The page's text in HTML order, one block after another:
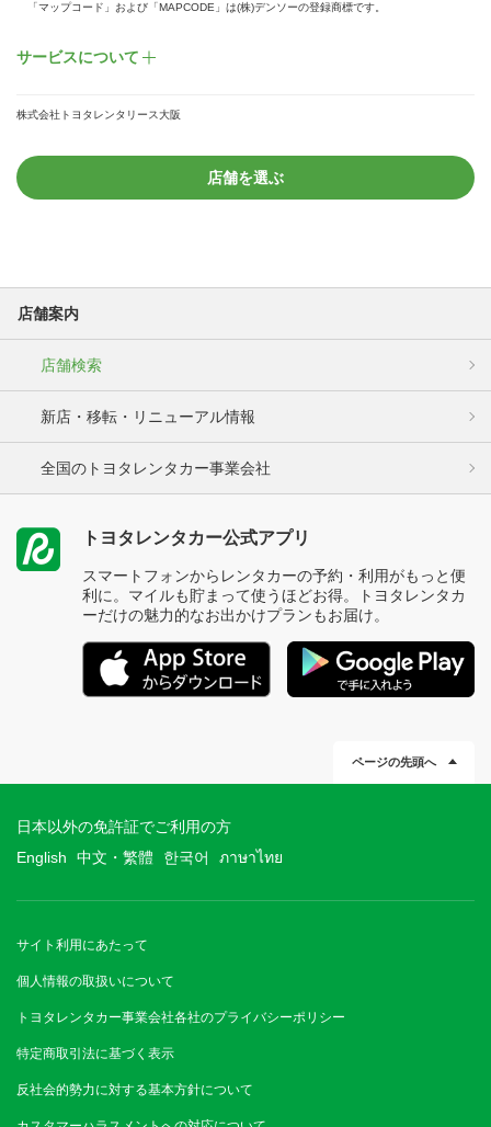
「マップコード」および「MAPCODE」は(株)デンソーの登録商標です。
サービスについて
株式会社トヨタレンタリース大阪
店舗を選ぶ
店舗案内
店舗検索
新店・移転・リニューアル情報
全国のトヨタレンタカー事業会社
トヨタレンタカー公式アプリ
スマートフォンからレンタカーの予約・利用がもっと便
利に。マイルも貯まって使うほどお得。トヨタレンタカ
ーだけの魅力的なお出かけプランもお届け。
ページの先頭へ
日本以外の免許証でご利用の方
English
中文・繁體 한국어 ภาษาไทย
サイト利用にあたって
個人情報の取扱いについて
トヨタレンタカー事業会社各社のプライバシーポリシー
特定商取引法に基づく表示
反社会的勢力に対する基本方針について